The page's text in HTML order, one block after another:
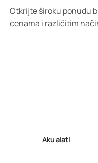
Otkrijte široku ponudu
cenama i različitim
Aku alati